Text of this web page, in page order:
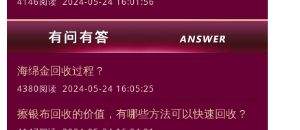
海绵金回收过程？
4380阅读 2024-05-24 16:05:25
擦银布回收的价值，有哪些方法可以快速回收？